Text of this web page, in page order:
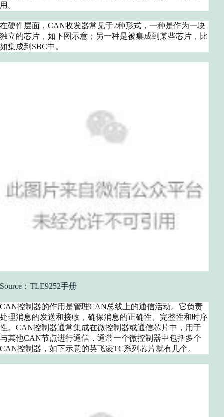
用。
在硬件层面，CAN收发器常见于2种形式，一种是作为一块
独立的芯片，如下图示意；另一种是被集成到某些芯片，比
如集成到SBC中。
Source：TLE9252手册
CAN控制器的作用是管理CAN总线上的通信活动。它负责
处理消息的发送和接收，确保消息的正确性、完整性和时序
性。CAN控制器通常集成在微控制器或通信芯片中，用于
与其他CAN节点进行通信，通常一个微控制器中包括多个
CAN控制器，如下示意的英飞凌TC系列芯片就有几个。